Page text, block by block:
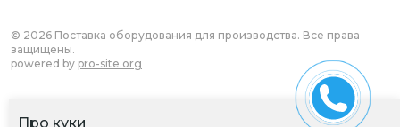
© 2026 Поставка оборудования для производства. Все права
защищены.
powered by pro-site.org
Про куки